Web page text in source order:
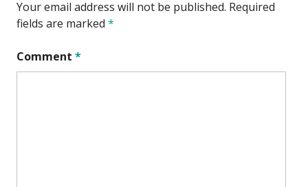
Your email address will not be published. Required
fields are marked *
Comment *